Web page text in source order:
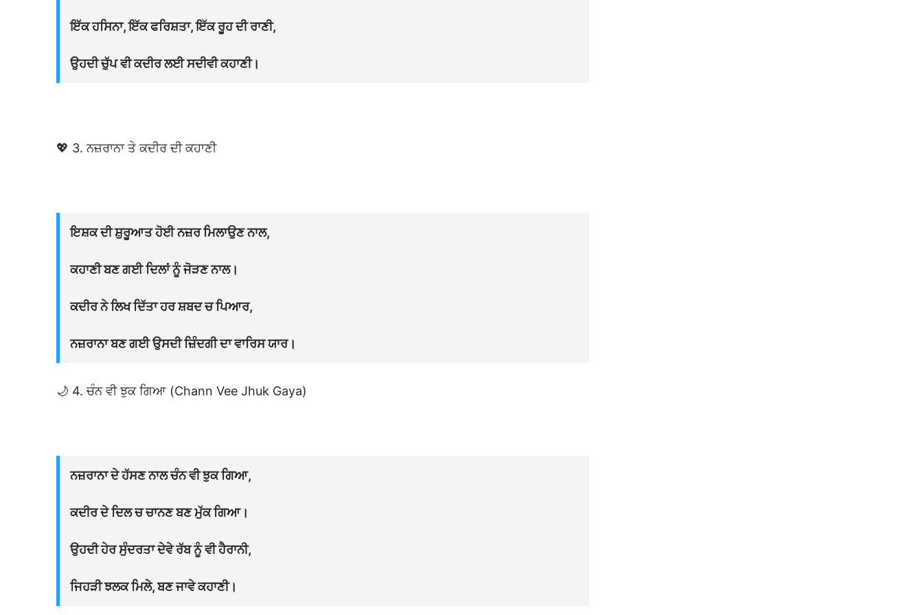
ਇੱਕ ਹਸਿਨਾ, ਇੱਕ ਫਰਿਸ਼ਤਾ, ਇੱਕ ਰੂਹ ਦੀ ਰਾਣੀ,
ਉਹਦੀ ਚੁੱਪ ਵੀ ਕਦੀਰ ਲਈ ਸਦੀਵੀ ਕਹਾਣੀ।
💖 3. ਨਜ਼ਰਾਨਾ ਤੇ ਕਦੀਰ ਦੀ ਕਹਾਣੀ
ਇਸ਼ਕ ਦੀ ਸ਼ੁਰੂਆਤ ਹੋਈ ਨਜ਼ਰ ਮਿਲਾਉਣ ਨਾਲ,
ਕਹਾਣੀ ਬਣ ਗਈ ਦਿਲਾਂ ਨੂੰ ਜੋੜਣ ਨਾਲ।
ਕਦੀਰ ਨੇ ਲਿਖ ਦਿੱਤਾ ਹਰ ਸ਼ਬਦ ਚ ਪਿਆਰ,
ਨਜ਼ਰਾਨਾ ਬਣ ਗਈ ਉਸਦੀ ਜ਼ਿੰਦਗੀ ਦਾ ਵਾਰਿਸ ਯਾਰ।
🌙 4. ਚੰਨ ਵੀ ਝੁਕ ਗਿਆ (Chann Vee Jhuk Gaya)
ਨਜ਼ਰਾਨਾ ਦੇ ਹੱਸਣ ਨਾਲ ਚੰਨ ਵੀ ਝੁਕ ਗਿਆ,
ਕਦੀਰ ਦੇ ਦਿਲ ਚ ਚਾਨਣ ਬਣ ਮੁੱਕ ਗਿਆ।
ਉਹਦੀ ਹੇਰ ਸੁੰਦਰਤਾ ਦੇਵੇ ਰੱਬ ਨੂੰ ਵੀ ਹੈਰਾਨੀ,
ਜਿਹੜੀ ਝਲਕ ਮਿਲੇ, ਬਣ ਜਾਵੇ ਕਹਾਣੀ।